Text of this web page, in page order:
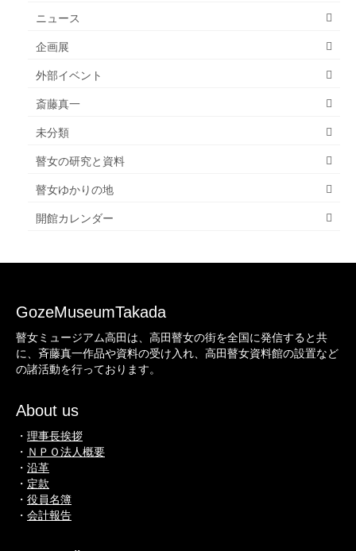
ニュース
企画展
外部イベント
斎藤真一
未分類
瞽女の研究と資料
瞽女ゆかりの地
開館カレンダー
GozeMuseumTakada
瞽女ミュージアム高田は、高田瞽女の街を全国に発信すると共
に、斉藤真一作品や資料の受け入れ、高田瞽女資料館の設置など
の諸活動を行っております。
About us
・ 理事長挨拶
・ ＮＰＯ法人概要
・ 沿革
・ 定款
・ 役員名簿
・ 会計報告